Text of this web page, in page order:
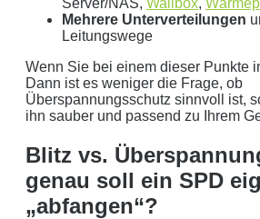
Mehrere Unterverteilungen
Leitungswege
Wenn Sie bei einem dieser Punkte
Dann ist es weniger die Frage, ob
Überspannungsschutz sinnvoll ist,
ihn sauber und passend zu Ihrem
Blitz vs.
genau soll ein SPD
„abfangen“?